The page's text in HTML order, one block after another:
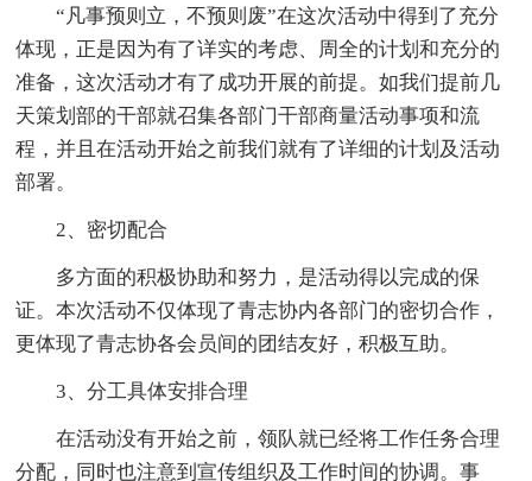
“凡事预则立，不预则废”在这次活动中得到了充分
体现，正是因为有了详实的考虑、周全的计划和充分的
准备，这次活动才有了成功开展的前提。如我们提前几
天策划部的干部就召集各部门干部商量活动事项和流
程，并且在活动开始之前我们就有了详细的计划及活动
部署。
2、密切配合
多方面的积极协助和努力，是活动得以完成的保
证。本次活动不仅体现了青志协内各部门的密切合作，
更体现了青志协各会员间的团结友好，积极互助。
3、分工具体安排合理
在活动没有开始之前，领队就已经将工作任务合理
分配，同时也注意到宣传组织及工作时间的协调。事